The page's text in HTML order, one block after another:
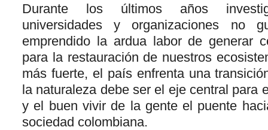
Durante los últimos años
universidades y organizaciones no
emprendido la ardua labor de generar
para la restauración de nuestros
más fuerte, el país enfrenta una
la naturaleza debe ser el eje central para
y el buen vivir de la gente el puente
sociedad colombiana.